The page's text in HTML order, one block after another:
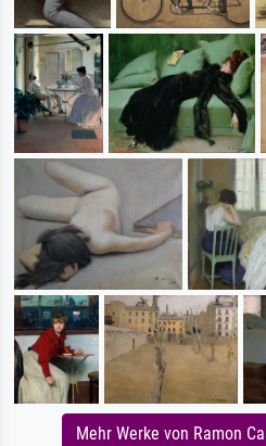
Mehr Werke von Ramon